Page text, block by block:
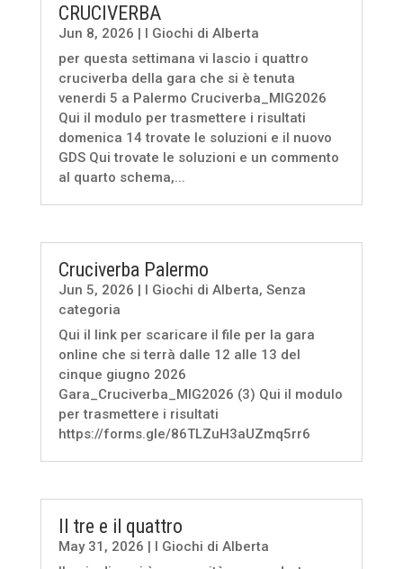
CRUCIVERBA
Jun 8, 2026 | I Giochi di Alberta
per questa settimana vi lascio i quattro
cruciverba della gara che si è tenuta
venerdi 5 a Palermo Cruciverba_MIG2026
Qui il modulo per trasmettere i risultati
domenica 14 trovate le soluzioni e il nuovo
GDS Qui trovate le soluzioni e un commento
al quarto schema,...
Cruciverba Palermo
Jun 5, 2026 | I Giochi di Alberta, Senza
categoria
Qui il link per scaricare il file per la gara
online che si terrà dalle 12 alle 13 del
cinque giugno 2026
Gara_Cruciverba_MIG2026 (3) Qui il modulo
per trasmettere i risultati
https://forms.gle/86TLZuH3aUZmq5rr6
Il tre e il quattro
May 31, 2026 | I Giochi di Alberta